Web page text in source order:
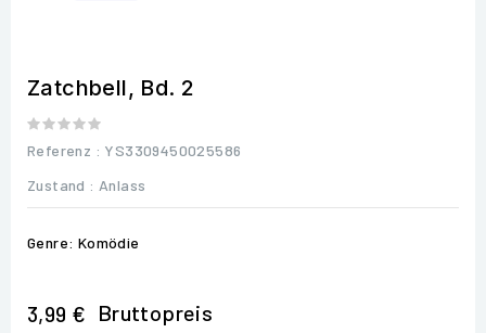
Zatchbell, Bd. 2
Referenz : YS3309450025586
Zustand : Anlass
Genre: Komödie
3,99 € Bruttopreis